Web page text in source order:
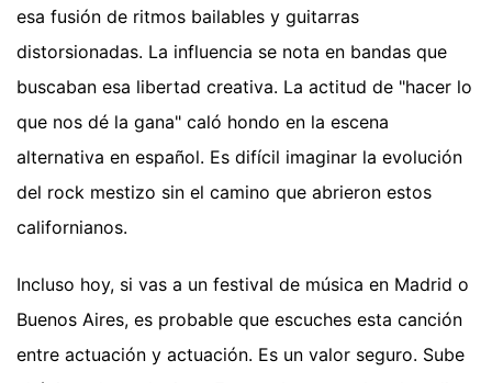
esa fusión de ritmos bailables y guitarras
distorsionadas. La influencia se nota en bandas que
buscaban esa libertad creativa. La actitud de "hacer lo
que nos dé la gana" caló hondo en la escena
alternativa en español. Es difícil imaginar la evolución
del rock mestizo sin el camino que abrieron estos
californianos.
Incluso hoy, si vas a un festival de música en Madrid o
Buenos Aires, es probable que escuches esta canción
entre actuación y actuación. Es un valor seguro. Sube